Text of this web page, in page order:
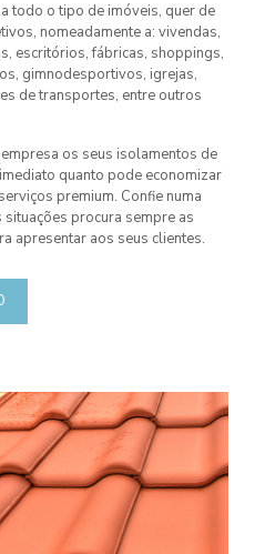
todo o tipo de imóveis, quer de
nomeadamente a: vivendas,
escritórios, fábricas, shoppings,
gimnodesportivos, igrejas,
de transportes, entre outros
os seus isolamentos de
quanto pode economizar
premium. Confie numa
procura sempre as
apresentar aos seus clientes.